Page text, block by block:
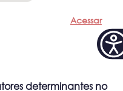
Acessar
determinantes no